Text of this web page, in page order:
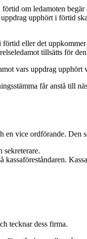
om ledamoten
upphört i förtid
eller det
tillsätts för
vars uppdrag
får anstå till
vice ordförande. Den
sekreterare.
tecknar dess firma.